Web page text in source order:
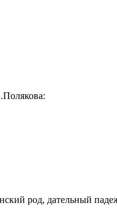
род, дательный